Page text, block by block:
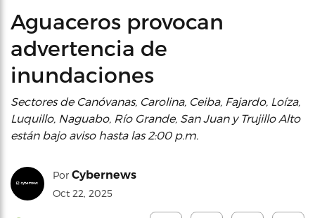
Aguaceros provocan
advertencia de
inundaciones
Sectores de Canóvanas, Carolina, Ceiba, Fajardo, Loíza,
Luquillo, Naguabo, Río Grande, San Juan y Trujillo Alto
están bajo aviso hasta las 2:00 p.m.
Por Cybernews
Oct 22, 2025